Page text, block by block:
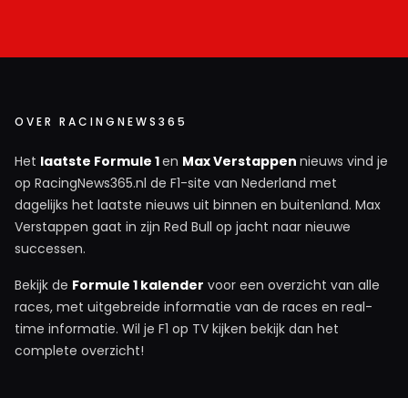
OVER RACINGNEWS365
Het laatste Formule 1en Max Verstappen nieuws vind je
op RacingNews365.nl de F1-site van Nederland met
dagelijks het laatste nieuws uit binnen en buitenland. Max
Verstappen gaat in zijn Red Bull op jacht naar nieuwe
successen.
Bekijk de Formule 1 kalender voor een overzicht van alle
races, met uitgebreide informatie van de races en real-
time informatie. Wil je F1 op TV kijken bekijk dan het
complete overzicht!